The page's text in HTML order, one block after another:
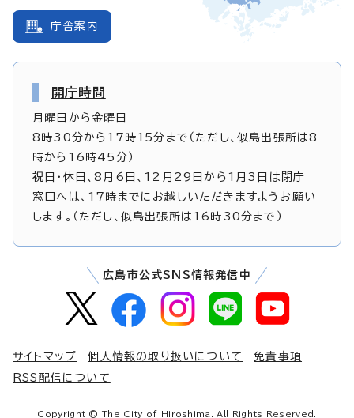
庁舎案内
開庁時間
月曜日から金曜日
8時30分から17時15分まで（ただし、似島出張所は8
時から16時45分）
祝日・休日、8月6日、12月29日から1月3日は閉庁
窓口へは、17時までにお越しいただきますようお願い
します。（ただし、似島出張所は16時30分まで）
広島市公式SNS情報発信中
サイトマップ 個人情報の取り扱いについて
免責事項
RSS配信について
Copyright © The City of Hiroshima. All Rights Reserved.